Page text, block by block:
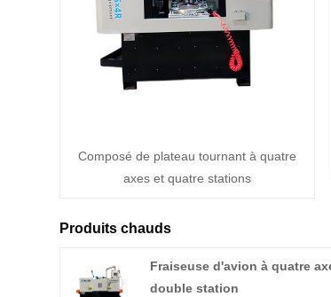
Composé de plateau tournant à quatre
axes et quatre stations
Produits chauds
Fraiseuse d'avion à quatre
double station